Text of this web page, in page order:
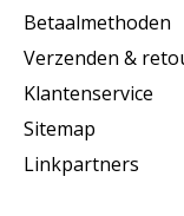
Betaalmethoden
Verzenden &
Klantenservice
Sitemap
Linkpartners